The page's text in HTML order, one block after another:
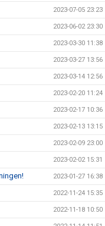
2023-07-05 23:23
2023-06-02 23:30
2023-03-30 11:38
2023-03-27 13:56
2023-03-14 12:56
2023-02-20 11:24
2023-02-17 10:36
2023-02-13 13:15
2023-02-09 23:00
2023-02-02 15:31
2023-01-27 16:38
2022-11-24 15:35
2022-11-18 10:50